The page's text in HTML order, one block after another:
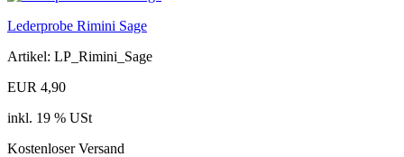
Lederprobe Rimini Sage
Artikel: LP_Rimini_Sage
EUR 4,90
inkl. 19 % USt
Kostenloser Versand